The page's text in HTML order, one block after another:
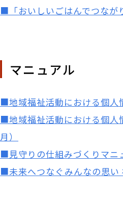
■「おいしいごはんでつなが
マニュアル
■地域福祉活動における個人
■地域福祉活動における個人
月）
■見守りの仕組みづくりマニ
■未来へつなぐみんなの思い